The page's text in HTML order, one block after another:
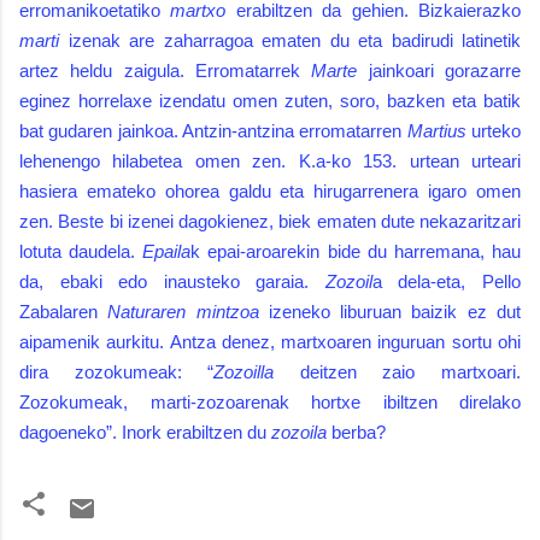
erromanikoetatikomartxo erabiltzen da gehien. Bizkaierazko
martiizenak are zaharragoa ematen du eta badirudi latinetik
artez heldu zaigula. ErromatarrekMarte jainkoari gorazarre
eginez horrelaxe izendatu omen zuten, soro, bazken eta batik
bat gudaren jainkoa. Antzin-antzina erromatarren Martius urteko
lehenengo hilabetea omen zen. K.a-ko 153. urtean urteari
hasiera emateko ohorea galdu eta hirugarrenera igaro omen
zen. Beste bi izenei dagokienez, biek ematen dute nekazaritzari
lotuta daudela.Epailak epai-aroarekin bide du harremana, hau
da, ebaki edo inausteko garaia. Zozoila dela-eta, Pello
ZabalarenNaturaren mintzoaizeneko liburuan baizik ez dut
aipamenik aurkitu. Antza denez, martxoaren inguruan sortu ohi
dira zozokumeak:“Zozoilla deitzen zaio martxoari.
Zozokumeak, marti-zozoarenak hortxe ibiltzen direlako
dagoeneko”. Inork erabiltzen du zozoila berba?